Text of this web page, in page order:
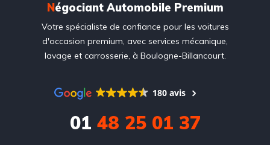
Négociant Automobile Premium
Votre spécialiste de confiance pour les voitures
d'occasion premium, avec services mécanique,
lavage et carrosserie, à Boulogne-Billancourt.
180 avis
01 48 25 01 37